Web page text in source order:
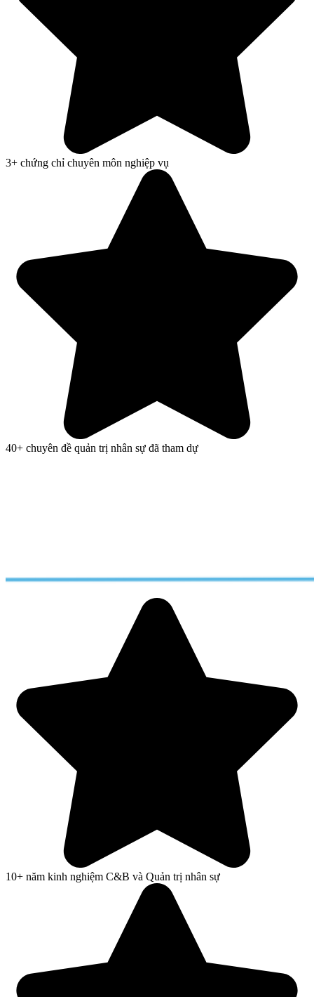
3+ chứng chỉ chuyên môn nghiệp vụ
40+ chuyên đề quản trị nhân sự đã tham dự
10+ năm kinh nghiệm C&B và Quản trị nhân sự